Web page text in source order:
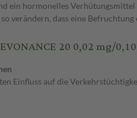
ein hormonelles
verändern, dass eine
20 0,02 mg/
Einfluss auf die